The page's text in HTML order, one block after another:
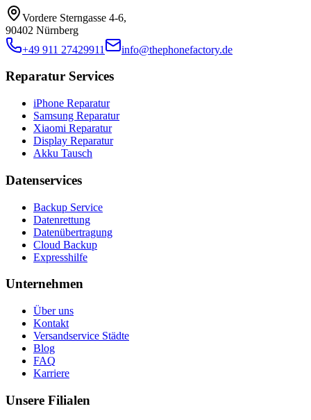
Vordere Sterngasse 4-6,
90402 Nürnberg
+49 911 27429911
info@thephonefactory.de
Reparatur Services
iPhone Reparatur
Samsung Reparatur
Xiaomi Reparatur
Display Reparatur
Akku Tausch
Datenservices
Backup Service
Datenrettung
Datenübertragung
Cloud Backup
Expresshilfe
Unternehmen
Über uns
Kontakt
Versandservice Städte
Blog
FAQ
Karriere
Unsere Filialen